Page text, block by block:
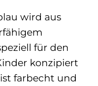
wird aus
für den
konzipiert
farbecht und